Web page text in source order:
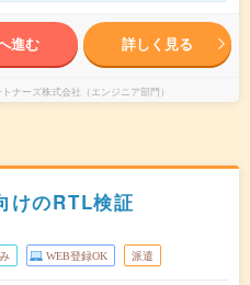
進む 詳しく見る
ナーズ株式会社（エンジニア部門）
けのRTL検証
WEB登録OK 派遣